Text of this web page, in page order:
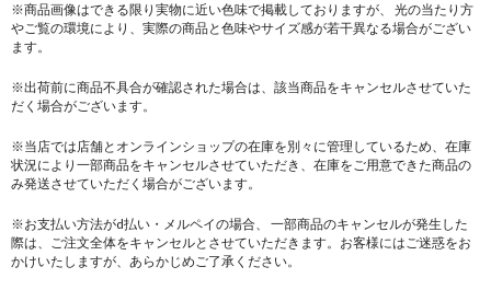
※商品画像はできる限り実物に近い色味で掲載しておりますが、 光の当たり方
やご覧の環境により、実際の商品と色味やサイズ感が若干異なる場合がござい
ます。
※出荷前に商品不具合が確認された場合は、該当商品をキャンセルさせていた
だく場合がございます。
※当店では店舗とオンラインショップの在庫を別々に管理しているため、在庫
状況により一部商品をキャンセルさせていただき、在庫をご用意できた商品の
み発送させていただく場合がございます。
※お支払い方法がd払い・メルペイの場合、 一部商品のキャンセルが発生した
際は、ご注文全体をキャンセルとさせていただきます。お客様にはご迷惑をお
かけいたしますが、あらかじめご了承ください。